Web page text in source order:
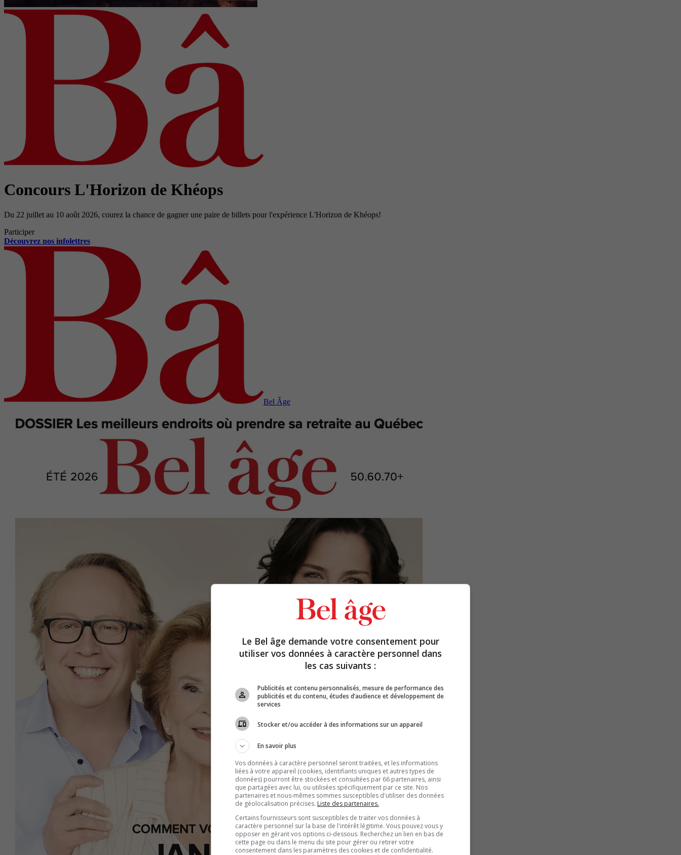
Concours L'Horizon de Khéops
Du 22 juillet au 10 août 2026, courez la chance de gagner une paire de billets pour l'expérience L'Horizon de Khéops!
Participer
Découvrez nos infolettres
Bel Âge
Le Bel âge demande votre consentement pour
utiliser vos données à caractère personnel dans
les cas suivants :
Publicités et contenu personnalisés, mesure de performance des
publicités et du contenu, études d’audience et développement de
services
Stocker et/ou accéder à des informations sur un appareil
En savoir plus
Vos données à caractère personnel seront traitées, et les informations
liées à votre appareil (cookies, identifiants uniques et autres types de
données) pourront être stockées et consultées par 66 partenaires, ainsi
que partagées avec lui, ou utilisées spécifiquement par ce site. Nos
partenaires et nous-mêmes sommes susceptibles d'utiliser des données
de géolocalisation précises. Liste des partenaires.
Certains fournisseurs sont susceptibles de traiter vos données à
caractère personnel sur la base de l'intérêt légitime. Vous pouvez vous y
opposer en gérant vos options ci-dessous. Recherchez un lien en bas de
cette page ou dans le menu du site pour gérer ou retirer votre
consentement dans les paramètres des cookies et de confidentialité.